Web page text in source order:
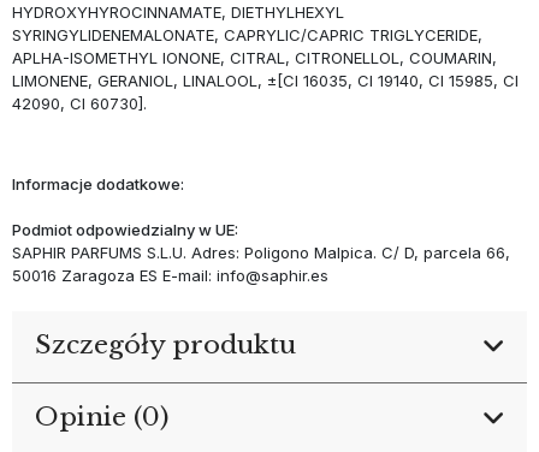
HYDROXYHYROCINNAMATE, DIETHYLHEXYL
SYRINGYLIDENEMALONATE, CAPRYLIC/CAPRIC TRIGLYCERIDE,
APLHA-ISOMETHYL IONONE, CITRAL, CITRONELLOL, COUMARIN,
LIMONENE, GERANIOL, LINALOOL, ±[CI 16035, CI 19140, CI 15985, CI
42090, CI 60730].
Informacje dodatkowe:
Podmiot odpowiedzialny w UE:
SAPHIR PARFUMS S.L.U. Adres: Poligono Malpica. C/ D, parcela 66,
50016 Zaragoza ES E-mail: info@saphir.es
Szczegóły produktu
Opinie (0)